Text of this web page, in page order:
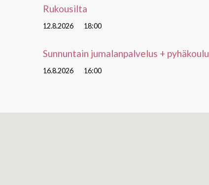
Rukousilta
12.8.2026 18:00
Sunnuntain jumalanpalvelus + pyhäkoulu
16.8.2026 16:00